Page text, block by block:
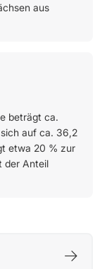
aus
beträgt ca.
auf ca. 36,2
etwa 20 % zur
der Anteil